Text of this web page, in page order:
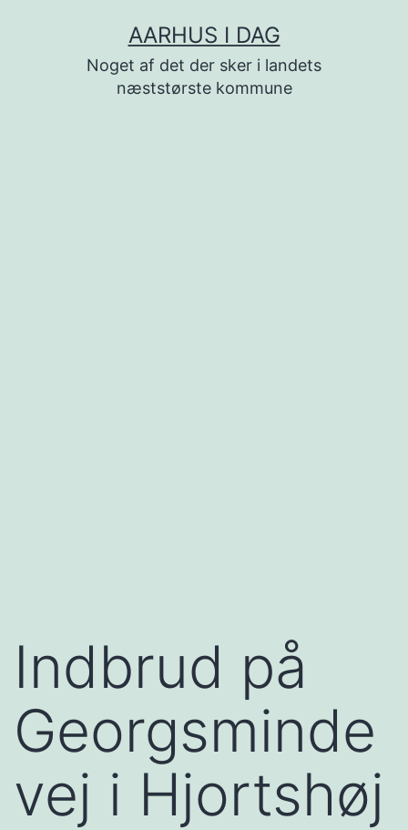
AARHUS I DAG
Noget af det der sker i landets
næststørste kommune
Indbrud på
Georgsminde
vej i Hjortshøj